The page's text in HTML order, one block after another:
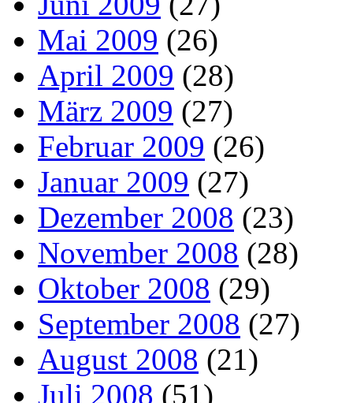
Mai 2009 (26)
April 2009 (28)
März 2009 (27)
Februar 2009 (26)
Januar 2009 (27)
Dezember 2008 (23)
November 2008 (28)
Oktober 2008 (29)
September 2008 (27)
August 2008 (21)
Juli 2008 (51)